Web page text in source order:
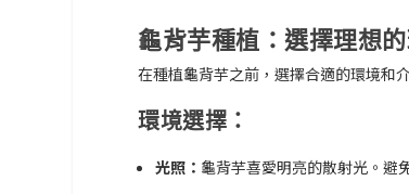
龜背芋種植：選擇理想
在種植龜背芋之前，選擇合適的環境和
環境選擇：
光照： 龜背芋喜愛明亮的散射光。避